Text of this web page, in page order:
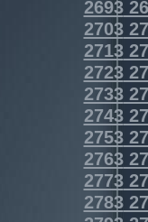
2693
2703
2713
2723
2733
2743
2753
2763
2773
2783